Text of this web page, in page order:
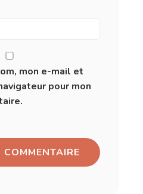
mon e-mail et
pour mon